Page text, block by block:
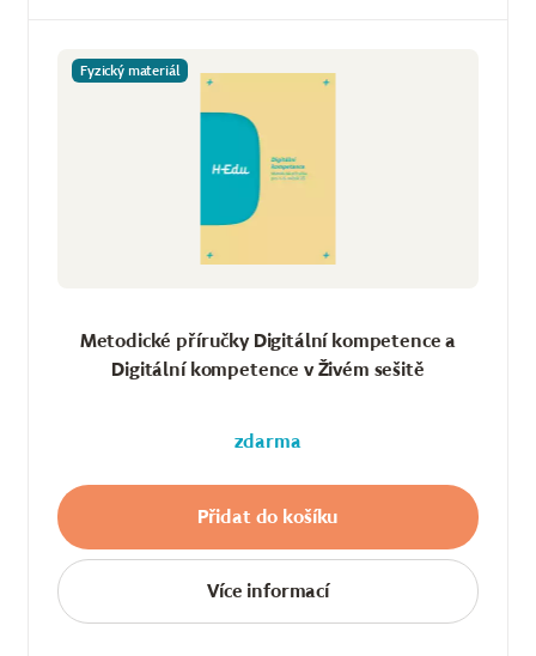
Fyzický materiál
Metodické příručky Digitální kompetence a
Digitální kompetence v Živém sešitě
zdarma
Přidat do košíku
Více informací